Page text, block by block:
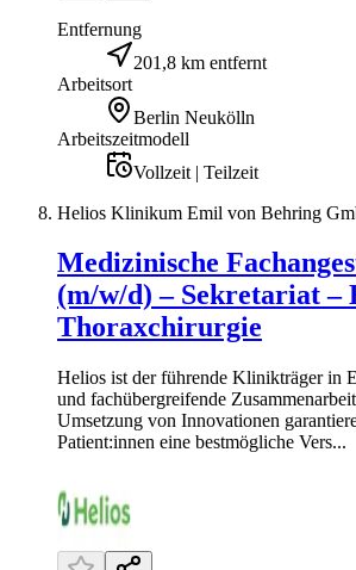
Entfernung
201,8 km entfernt
Arbeitsort
Berlin Neukölln
Arbeitszeitmodell
Vollzeit | Teilzeit
Helios Klinikum Emil von Behring
Medizinische
(m/w/d) – Sekretariat
Thoraxchirurgie
Helios ist der führende Klinikträger in
und fachübergreifende
Umsetzung von Innovationen
Patient:innen eine bestmögliche Vers...